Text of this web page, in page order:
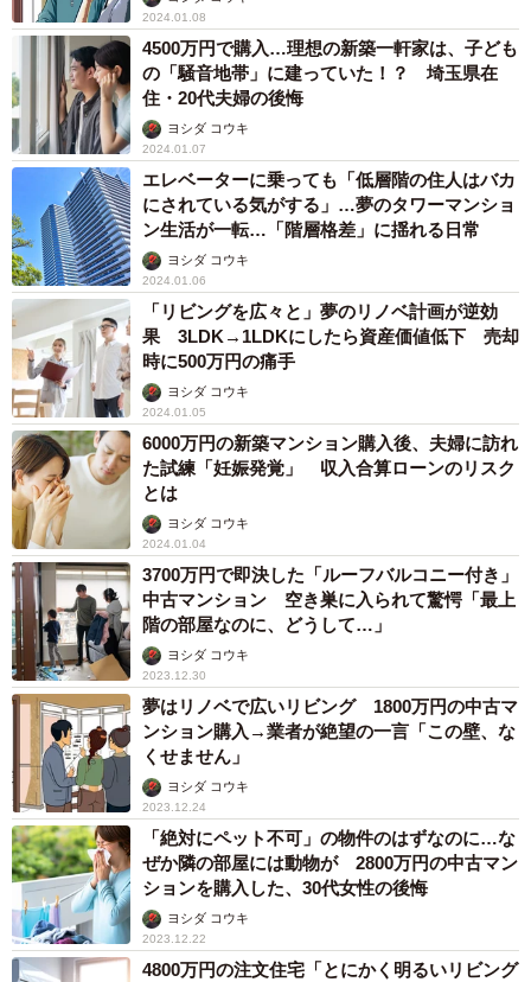
2024.01.08
4500万円で購入…理想の新築一軒家は、子ども
の「騒音地帯」に建っていた！？ 埼玉県在
住・20代夫婦の後悔
ヨシダ コウキ
2024.01.07
エレベーターに乗っても「低層階の住人はバカ
にされている気がする」…夢のタワーマンショ
ン生活が一転…「階層格差」に揺れる日常
ヨシダ コウキ
2024.01.06
「リビングを広々と」夢のリノベ計画が逆効
果 3LDK→1LDKにしたら資産価値低下 売却
時に500万円の痛手
ヨシダ コウキ
2024.01.05
6000万円の新築マンション購入後、夫婦に訪れ
た試練「妊娠発覚」 収入合算ローンのリスク
とは
ヨシダ コウキ
2024.01.04
3700万円で即決した「ルーフバルコニー付き」
中古マンション 空き巣に入られて驚愕「最上
階の部屋なのに、どうして…」
ヨシダ コウキ
2023.12.30
夢はリノベで広いリビング 1800万円の中古マ
ンション購入→業者が絶望の一言「この壁、な
くせません」
ヨシダ コウキ
2023.12.24
「絶対にペット不可」の物件のはずなのに…な
ぜか隣の部屋には動物が 2800万円の中古マン
ションを購入した、30代女性の後悔
ヨシダ コウキ
2023.12.22
4800万円の注文住宅「とにかく明るいリビング